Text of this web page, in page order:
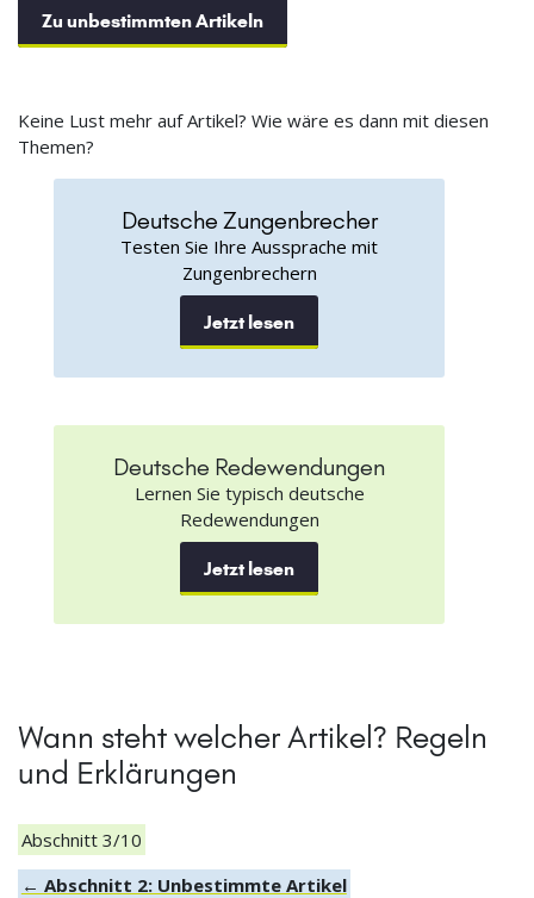
Zu unbestimmten Artikeln
Keine Lust mehr auf Artikel? Wie wäre es dann mit diesen
Themen?
Deutsche Zungenbrecher
Testen Sie Ihre Aussprache mit
Zungenbrechern
Jetzt lesen
Deutsche Redewendungen
Lernen Sie typisch deutsche
Redewendungen
Jetzt lesen
Wann steht welcher Artikel? Regeln
und Erklärungen
Abschnitt 3/10
← Abschnitt 2: Unbestimmte Artikel